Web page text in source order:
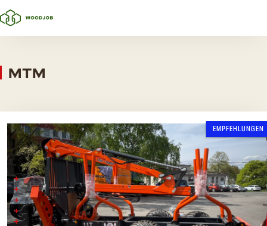
MTM
EMPFEHLUNGEN
MTM 11T +MTM 7100
11 Tonnen Gesamtgewicht
Doppelrohrrahmen 2x (200x100x6)
Stützen für die Bodenklappe
1x zusätzliches Paar Streben
2x Unterlegkeile